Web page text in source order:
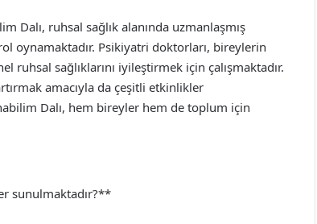
Dalı, ruhsal sağlık alanında uzmanlaşmış
oynamaktadır. Psikiyatri doktorları, bireylerin
ruhsal sağlıklarını iyileştirmek için çalışmaktadır.
amacıyla da çeşitli etkinlikler
Dalı, hem bireyler hem de toplum için
sunulmaktadır?**